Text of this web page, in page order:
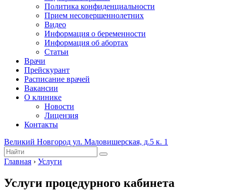
Политика конфиденциальности
Прием несовершеннолетних
Видео
Информация о беременности
Информация об абортах
Статьи
Врачи
Прейскурант
Расписание врачей
Вакансии
О клинике
Новости
Лицензия
Контакты
Великий Новгород ул. Маловишерская, д.5 к. 1
Главная › Услуги
Услуги процедурного кабинета